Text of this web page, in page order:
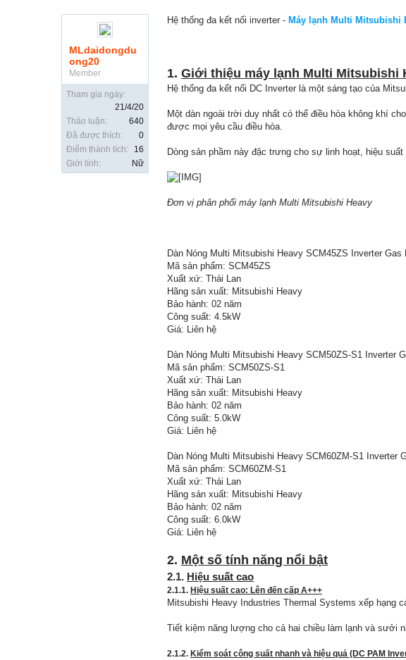
MLdaidongdu
ong20
Member
Tham gia ngày:
21/4/20
Thảo luận:
640
Đã được thích:
0
Điểm thành tích:
16
Giới tính:
Nữ
Hệ thống đa kết nối inverter - Máy lạnh Multi Mitsubishi
1. Giới thiệu máy lạnh Multi Mitsubishi
Hệ thống đa kết nối DC Inverter là một sáng tạo của
Một dàn ngoài trời duy nhất có thể điều hòa không khí
được mọi yêu cầu điều hòa.
Dòng sản phầm này đặc trưng cho sự linh hoạt, hiệu
Đơn vị phân phối máy lạnh Multi Mitsubishi Heavy
Dàn Nóng Multi Mitsubishi Heavy SCM45ZS Inverter Gas
Mã sản phẩm: SCM45ZS
Xuất xứ: Thái Lan
Hãng sản xuất: Mitsubishi Heavy
Bảo hành: 02 năm
Công suất: 4.5kW
Giá: Liên hệ
Dàn Nóng Multi Mitsubishi Heavy SCM50ZS-S1 Inverter
Mã sản phẩm: SCM50ZS-S1
Xuất xứ: Thái Lan
Hãng sản xuất: Mitsubishi Heavy
Bảo hành: 02 năm
Công suất: 5.0kW
Giá: Liên hệ
Dàn Nóng Multi Mitsubishi Heavy SCM60ZM-S1 Inverter
Mã sản phẩm: SCM60ZM-S1
Xuất xứ: Thái Lan
Hãng sản xuất: Mitsubishi Heavy
Bảo hành: 02 năm
Công suất: 6.0kW
Giá: Liên hệ
2. Một số tính năng nổi bật
2.1. Hiệu suất cao
2.1.1. Hiệu suất cao: Lên đến cấp A+++
Mitsubishi Heavy Industries Thermal Systems xếp
Tiết kiệm năng lượng cho cả hai chiều làm lạnh và sưởi
2.1.2. Kiểm soát công suất nhanh và hiệu quả (DC PAM